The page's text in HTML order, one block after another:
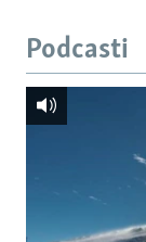
Podcasti